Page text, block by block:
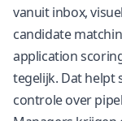
vanuit inbox,
candidate
application
tegelijk. Dat helpt
controle over